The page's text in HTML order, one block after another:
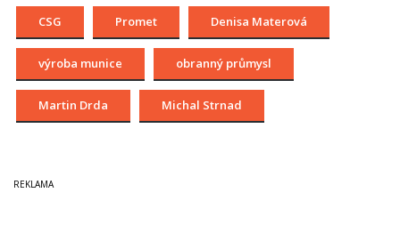
CSG Promet Denisa Materová
výroba munice obranný průmysl
Martin Drda Michal Strnad